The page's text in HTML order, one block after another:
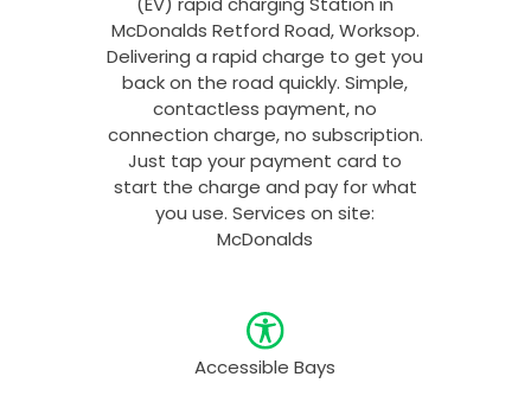
McDonalds Retford Road, Worksop.
Delivering a rapid charge to get you
back on the road quickly. Simple,
contactless payment, no
connection charge, no subscription.
Just tap your payment card to
start the charge and pay for what
you use. Services on site:
McDonalds
Accessible Bays